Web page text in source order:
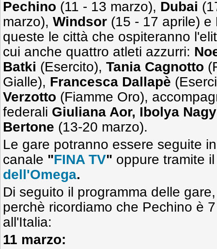
Pechino (11 - 13 marzo), Dubai
marzo), Windsor (15 - 17 aprile) e
queste le città che ospiteranno
cui anche quattro atleti azzurri:
Batki (Esercito), Tania Cagnotto
Gialle), Francesca Dallapè
Verzotto (Fiamme Oro),
federali Giuliana Aor, Ibolya Nagy
Bertone (13-20 marzo).
Le gare potranno essere seguite
canale "FINA TV" oppure tramite il
dell'Omega.
Di seguito il programma delle
perchè ricordiamo che Pechino è
all'Italia:
11 marzo: